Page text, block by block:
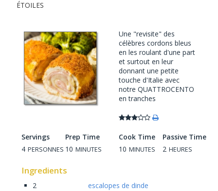
ÉTOILES
Une "revisite" des
célèbres cordons bleus
en les roulant d'une part
et surtout en leur
donnant une petite
touche d'Italie avec
notre QUATTROCENTO
en tranches
Servings
Prep Time
4 PERSONNES 10 MINUTES
Cook Time
Passive Time
10 MINUTES 2 HEURES
Ingredients
2 escalopes de dinde